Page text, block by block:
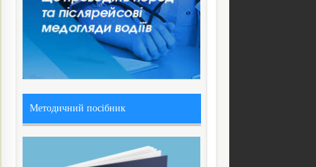
Методичний посібник